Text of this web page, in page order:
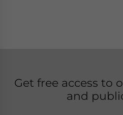
Get free access to
and